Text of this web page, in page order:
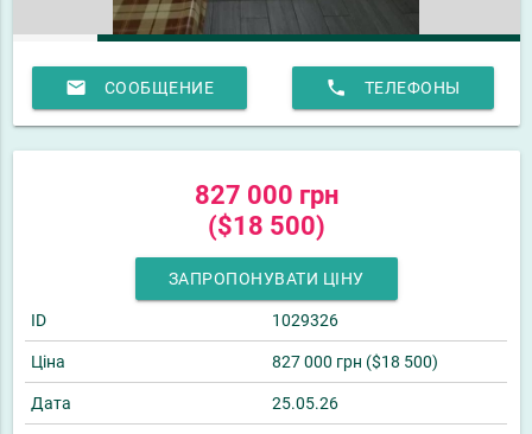
email СООБЩЕНИЕ phone ТЕЛЕФОНЫ
827 000 грн
($18 500)
ЗАПРОПОНУВАТИ ЦІНУ
ID 1029326
Ціна 827 000 грн ($18 500)
Дата 25.05.26